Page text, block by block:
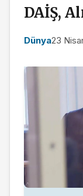
DAİŞ,
Dünya23